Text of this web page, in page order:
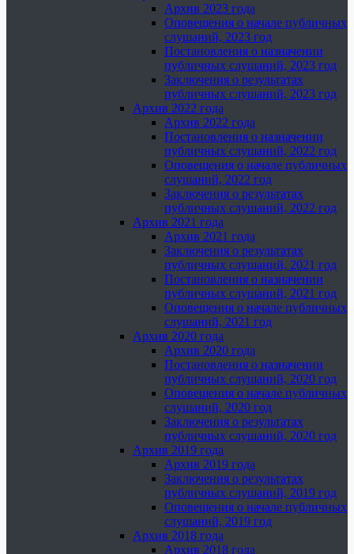
Архив 2023 года
Оповещения о начале публичных
слушаний, 2023 год
Постановления о назначении
публичных слушаний, 2023 год
Заключения о результатах
публичных слушаний, 2023 год
Архив 2022 года
Архив 2022 года
Постановления о назначении
публичных слушаний, 2022 год
Оповещения о начале публичных
слушаний, 2022 год
Заключения о результатах
публичных слушаний, 2022 год
Архив 2021 года
Архив 2021 года
Заключения о результатах
публичных слушаний, 2021 год
Постановления о назначении
публичных слушаний, 2021 год
Оповещения о начале публичных
слушаний, 2021 год
Архив 2020 года
Архив 2020 года
Постановления о назначении
публичных слушаний, 2020 год
Оповещения о начале публичных
слушаний, 2020 год
Заключения о результатах
публичных слушаний, 2020 год
Архив 2019 года
Архив 2019 года
Заключения о результатах
публичных слушаний, 2019 год
Оповещения о начале публичных
слушаний, 2019 год
Архив 2018 года
Архив 2018 года